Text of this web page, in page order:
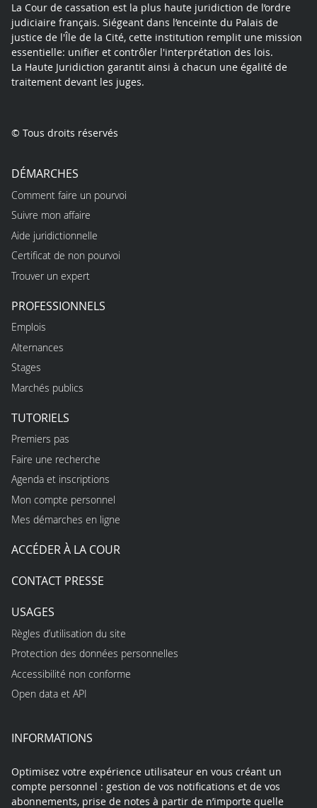
La Cour de cassation est la plus haute juridiction de l’ordre
judiciaire français. Siégeant dans l’enceinte du Palais de
justice de l'Île de la Cité, cette institution remplit une mission
essentielle: unifier et contrôler l'interprétation des lois.
La Haute Juridiction garantit ainsi à chacun une égalité de
traitement devant les juges.
© Tous droits réservés
DÉMARCHES
Comment faire un pourvoi
Suivre mon affaire
Aide juridictionnelle
Certificat de non pourvoi
Trouver un expert
PROFESSIONNELS
Emplois
Alternances
Stages
Marchés publics
TUTORIELS
Premiers pas
Faire une recherche
Agenda et inscriptions
Mon compte personnel
Mes démarches en ligne
ACCÉDER À LA COUR
CONTACT PRESSE
USAGES
Règles d’utilisation du site
Protection des données personnelles
Accessibilité non conforme
Open data et API
INFORMATIONS
Optimisez votre expérience utilisateur en vous créant un
compte personnel : gestion de vos notifications et de vos
abonnements, prise de notes à partir de n’importe quelle